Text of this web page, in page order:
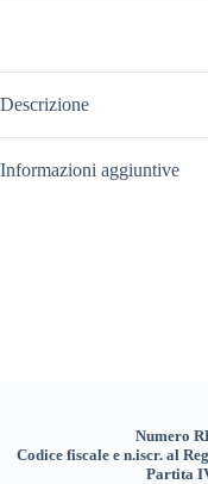
Descrizione
Informazioni aggiuntive
Numero
Codice fiscale e n.iscr. al
Partita